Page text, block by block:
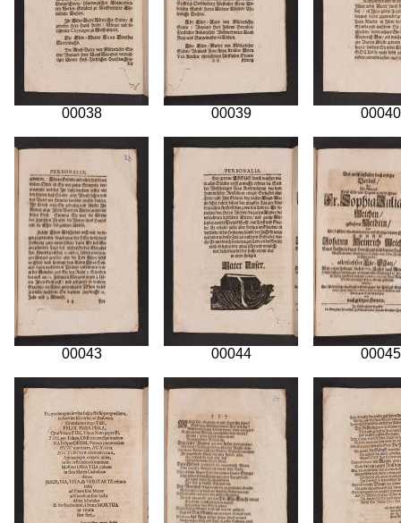
00038 00039 00040
00043 00044 00045